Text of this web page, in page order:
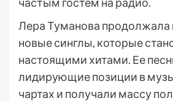
Лера Туманова продолжала
новые синглы, которые
настоящими хитами. Ее
лидирующие позиции в
чартах и получали массу